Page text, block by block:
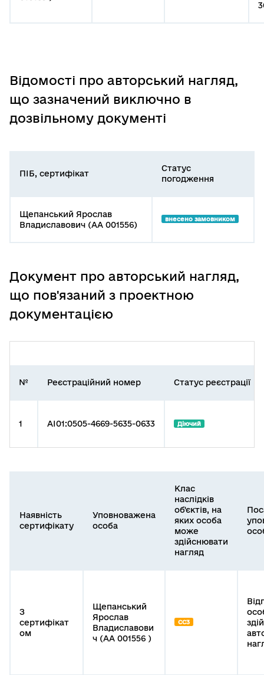
Відомості про авторський нагляд,
що зазначений виключно в
дозвільному документі
ПІБ, сертифікат
Статус
погодження
Щепанський Ярослав
Владиславович (АА 001556)
внесено замовником
Документ про авторський нагляд,
що пов'язаний з проектною
документацією
№ Реєстраційний номер Статус реєстрації
1 AI01:0505-4669-5635-0633 Діючий
Наявність
сертифікату
Уповноважена
особа
Клас
наслідків
об'єктів, на
яких особа
може
здійснювати
нагляд
З
сертифікат
ом
Щепанський
Ярослав
Владиславови
ч (АА 001556 )
СС3